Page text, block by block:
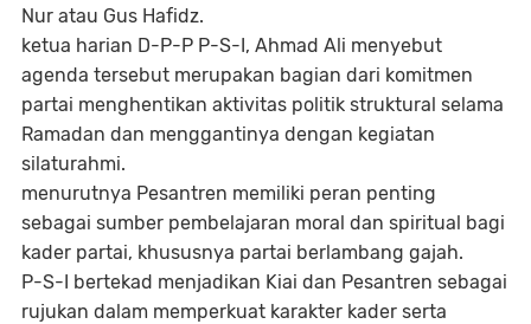
Nur atau Gus Hafidz.
ketua harian D-P-P P-S-I, Ahmad Ali menyebut
agenda tersebut merupakan bagian dari komitmen
partai menghentikan aktivitas politik struktural selama
Ramadan dan menggantinya dengan kegiatan
silaturahmi.
menurutnya Pesantren memiliki peran penting
sebagai sumber pembelajaran moral dan spiritual bagi
kader partai, khususnya partai berlambang gajah.
P-S-I bertekad menjadikan Kiai dan Pesantren sebagai
rujukan dalam memperkuat karakter kader serta